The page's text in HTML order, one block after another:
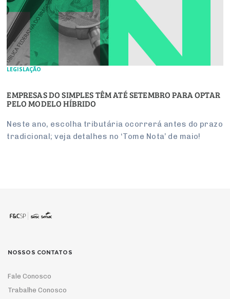
LEGISLAÇÃO
EMPRESAS DO SIMPLES TÊM ATÉ SETEMBRO PARA OPTAR
PELO MODELO HÍBRIDO
Neste ano, escolha tributária ocorrerá antes do prazo
tradicional; veja detalhes no ‘Tome Nota’ de maio!
NOSSOS CONTATOS
Fale Conosco
Trabalhe Conosco